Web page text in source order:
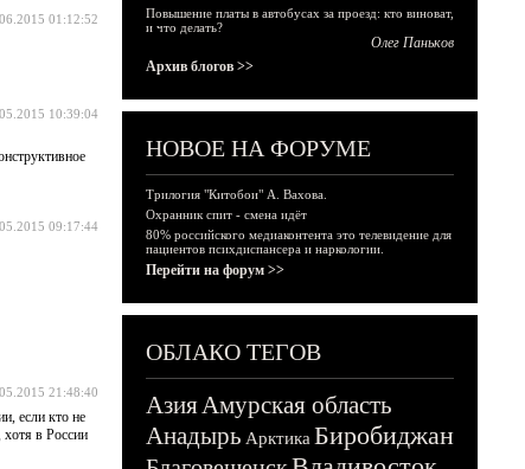
01:12:52
10:39:04
09:17:44
21:48:40
если кто не
хотя в России
Повышение платы в автобусах за проезд: кто виноват,
и что делать?
Олег Паньков
Архив блогов >>
НОВОЕ НА ФОРУМЕ
Трилогия "Китобои" А. Вахова.
Охранник спит - смена идёт
80% российского медиаконтента это телевидение для
пациентов психдиспансера и наркологии.
Перейти на форум >>
ОБЛАКО ТЕГОВ
АзияАмурская область
Анадырь Арктика Биробиджан